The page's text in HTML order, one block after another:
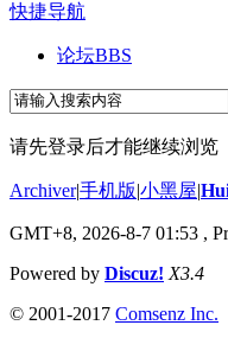
快捷导航
论坛BBS
请先登录后才能继续浏览
Archiver|手机版|小黑屋|
GMT+8, 2026-8-7 01:53 ,
Powered by Discuz! X3.4
© 2001-2017 Comsenz Inc.